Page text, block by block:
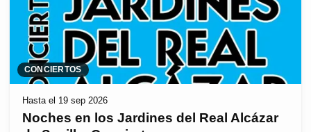
CONCIERTOS
Hasta el 19 sep 2026
Noches en los Jardines del Real Alcázar